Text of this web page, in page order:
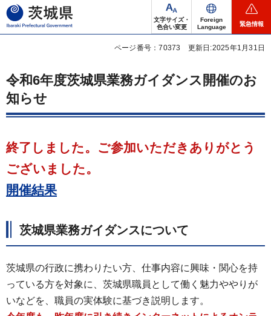
茨城県
文字サイズ・
色合い変更
Foreign
Language
緊急情報
ページ番号：70373 更新日:2025年1月31日
令和6年度茨城県業務ガイダンス開催のお
知らせ
終了しました。ご参加いただきありがとう
ございました。
開催結果
茨城県業務ガイダンスについて
茨城県の行政に携わりたい方、仕事内容に興味・関心を持
っている方を対象に、茨城県職員として働く魅力ややりが
いなどを、職員の実体験に基づき説明します。